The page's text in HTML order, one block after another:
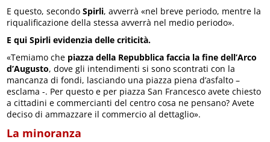
E questo, secondoSpirli, avverrà «nel breve periodo, mentre la
riqualificazione della stessa avverrà nel medio periodo».
E qui Spirli evidenzia delle criticità.
«Temiamo che piazza della Repubblica faccia la fine dell’Arco
d’Augusto, dove gli intendimenti si sono scontrati con la
mancanza di fondi, lasciando una piazza piena d’asfalto –
esclama -. Per questo e per piazza San Francesco avete chiesto
a cittadini e commercianti del centro cosa ne pensano? Avete
deciso di ammazzare il commercio al dettaglio».
La minoranza